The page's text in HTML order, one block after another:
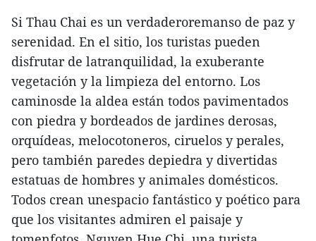
Si Thau Chai es un verdaderoremanso de paz y
serenidad. En el sitio, los turistas pueden
disfrutar de latranquilidad, la exuberante
vegetación y la limpieza del entorno. Los
caminosde la aldea están todos pavimentados
con piedra y bordeados de jardines derosas,
orquídeas, melocotoneros, ciruelos y perales,
pero también paredes depiedra y divertidas
estatuas de hombres y animales domésticos.
Todos crean unespacio fantástico y poético para
que los visitantes admiren el paisaje y